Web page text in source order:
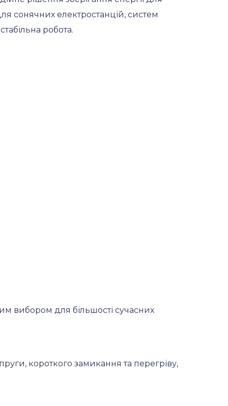
сонячних електростанцій, систем
робота.
вибором для більшості сучасних
короткого замикання та перегріву,